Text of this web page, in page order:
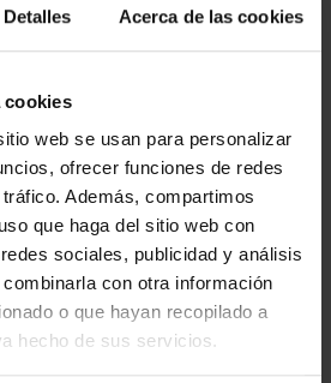
Detalles Acerca de las cookies
cookies
web se usan para personalizar
ofrecer funciones de redes
Además, compartimos
que haga del sitio web con
sociales, publicidad y análisis
con otra información
o que hayan recopilado a
hecho de sus servicios.
SUSCRIPCIÓN
CAPITALES DE
PROVINCIA 2
949,00 €
Sólo para usuarios
registrados